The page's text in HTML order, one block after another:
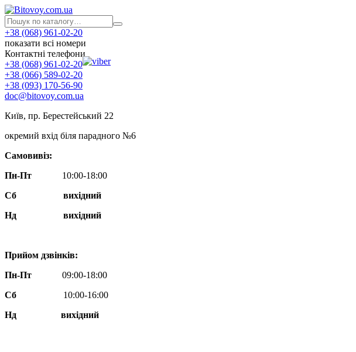
+38 (068) 961-02-20
показати всі номери
Контактні телефони
+38 (068) 961-02-20
+38 (066) 589-02-20
+38 (093) 170-56-90
doc@bitovoy.com.ua
Київ, пр. Берестейський 22
окремий вхід біля парадного №6
Самовивіз:
Пн-Пт
10:00-18:00
Сб
вихідний
Нд
вихідний
Прийом дзвінків:
Пн-Пт
09:00-18:00
Сб
10:00-16:00
Нд вихідний